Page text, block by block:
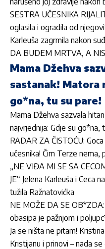
SESTRA UČESNIKA
oglasila i ogradila od
Karleuša zagrmila nakon
DA BUDEM MRTVA, A
Mama Džehva
sastanak! Matora
go*na, tu su pare!
Mama Džehva sazvala
najvrjednija: Gdje su go*na,
RADAR ZA ČISTOĆU:
učesnika! Čim Terze nema,
„NE VIĐA MI SE SA
JE“ Jelena Karleuša i Ceca
tužila Ražnatovićka
NE MOŽE DA SE
obasipa je pažnjom i
Ja se ništa ne pitam!
Kristijanu i prinovi – nada